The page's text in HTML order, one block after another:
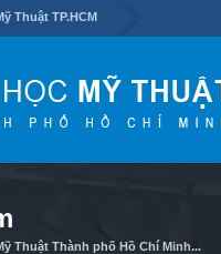
Thuật TP.HCM
Thuật Thành phố Hồ Chí Minh...